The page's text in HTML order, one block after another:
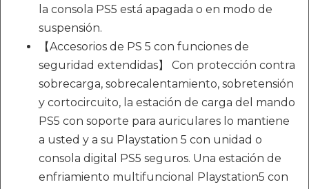
la consola PS5 está apagada o en modo de
suspensión.
【Accesorios de PS 5 con funciones de
seguridad extendidas】 Con protección contra
sobrecarga, sobrecalentamiento, sobretensión
y cortocircuito, la estación de carga del mando
PS5 con soporte para auriculares lo mantiene
a usted y a su Playstation 5 con unidad o
consola digital PS5 seguros. Una estación de
enfriamiento multifuncional Playstation5 con